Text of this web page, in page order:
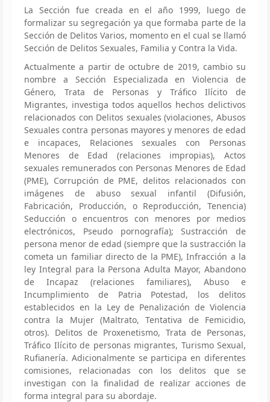
La Sección fue creada en el año 1999, luego de
formalizar su segregación ya que formaba parte de la
Sección de Delitos Varios, momento en el cual se llamó
Sección de Delitos Sexuales, Familia y Contra la Vida.
Actualmente a partir de octubre de 2019, cambio su
nombre a Sección Especializada en Violencia de
Género, Trata de Personas y Tráfico Ilícito de
Migrantes, investiga todos aquellos hechos delictivos
relacionados con Delitos sexuales (violaciones, Abusos
Sexuales contra personas mayores y menores de edad
e incapaces, Relaciones sexuales con Personas
Menores de Edad (relaciones impropias), Actos
sexuales remunerados con Personas Menores de Edad
(PME), Corrupción de PME, delitos relacionados con
imágenes de abuso sexual infantil (Difusión,
Fabricación, Producción, o Reproducción, Tenencia)
Seducción o encuentros con menores por medios
electrónicos, Pseudo pornografía); Sustracción de
persona menor de edad (siempre que la sustracción la
cometa un familiar directo de la PME), Infracción a la
ley Integral para la Persona Adulta Mayor, Abandono
de Incapaz (relaciones familiares), Abuso e
Incumplimiento de Patria Potestad, los delitos
establecidos en la Ley de Penalización de Violencia
contra la Mujer (Maltrato, Tentativa de Femicidio,
otros). Delitos de Proxenetismo, Trata de Personas,
Tráfico Ilícito de personas migrantes, Turismo Sexual,
Rufianería. Adicionalmente se participa en diferentes
comisiones, relacionadas con los delitos que se
investigan con la finalidad de realizar acciones de
forma integral para su abordaje.